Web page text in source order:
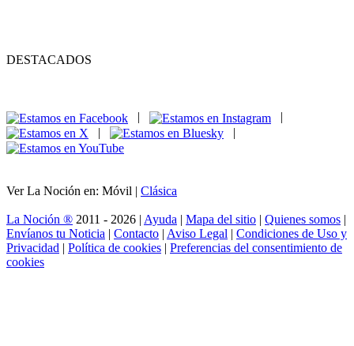
DESTACADOS
|
|
Ver La Noción en: Móvil | Clásica
La Noción ® 2011 - 2026 | Ayuda | Mapa del sitio | Quienes somos |
Envíanos tu Noticia | Contacto | Aviso Legal | Condiciones de Uso y
Privacidad | Política de cookies | Preferencias del consentimiento de
cookies